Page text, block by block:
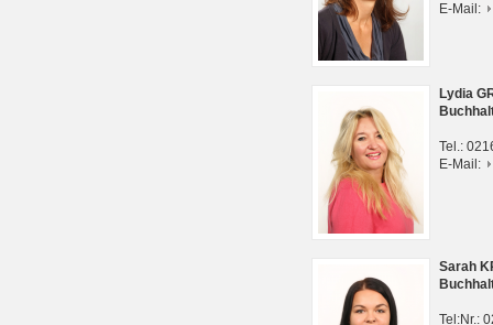
E-Mail:
Lydia
Tel.:
E-Mail:
Sarah
Tel:Nr.: